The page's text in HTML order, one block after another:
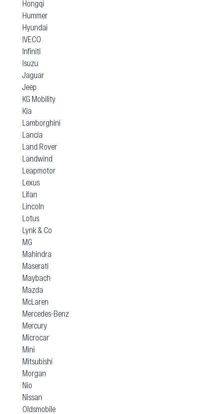
Hongqi
Hummer
Hyundai
IVECO
Infiniti
Isuzu
Jaguar
Jeep
KG Mobility
Kia
Lamborghini
Lancia
Land Rover
Landwind
Leapmotor
Lexus
Lifan
Lincoln
Lotus
Lynk & Co
MG
Mahindra
Maserati
Maybach
Mazda
McLaren
Mercedes-Benz
Mercury
Microcar
Mini
Mitsubishi
Morgan
Nio
Nissan
Oldsmobile